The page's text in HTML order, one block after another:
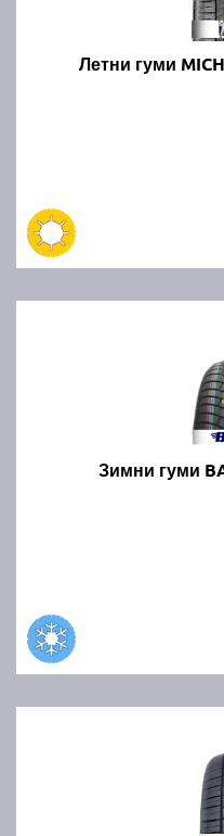
Летни гуми
Зимни гуми